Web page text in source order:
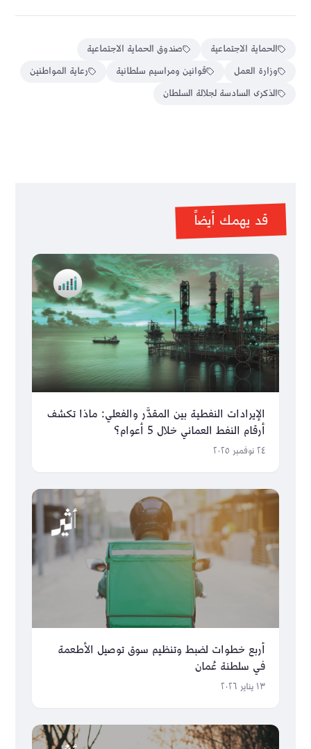
الحماية الاجتماعية
صندوق الحماية الاجتماعية
وزارة العمل
قوانين ومراسيم سلطانية
رعاية المواطنين
الذكرى السادسة لجلالة السلطان
قد يهمك أيضاً
الإيرادات النفطية بين المقدَّر والفعلي: ماذا تكشف
أرقام النفط العماني خلال 5 أعوام؟
٢٤ نوفمبر ٢٠٢٥
أربع خطوات لضبط وتنظيم سوق توصيل الأطعمة
في سلطنة عُمان
١٣ يناير ٢٠٢٦